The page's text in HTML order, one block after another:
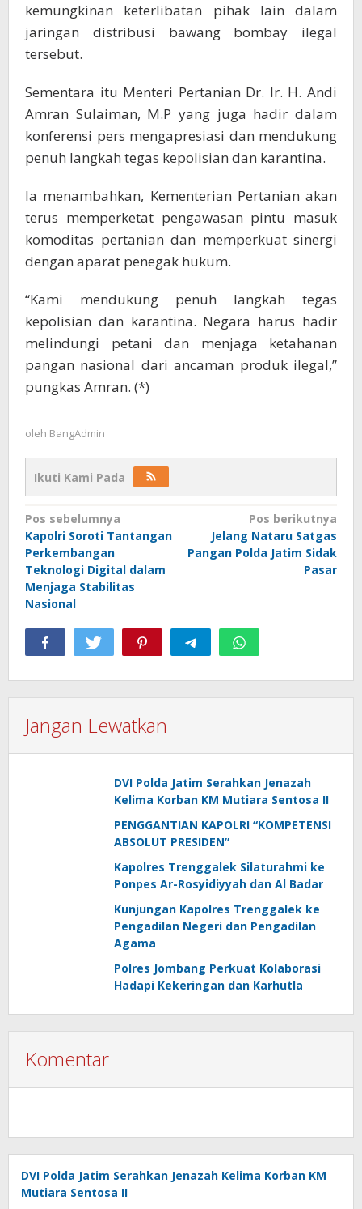
kemungkinan keterlibatan pihak lain dalam
jaringan distribusi bawang bombay ilegal
tersebut.
Sementara itu Menteri Pertanian Dr. Ir. H. Andi
Amran Sulaiman, M.P yang juga hadir dalam
konferensi pers mengapresiasi dan mendukung
penuh langkah tegas kepolisian dan karantina.
Ia menambahkan, Kementerian Pertanian akan
terus memperketat pengawasan pintu masuk
komoditas pertanian dan memperkuat sinergi
dengan aparat penegak hukum.
“Kami mendukung penuh langkah tegas
kepolisian dan karantina. Negara harus hadir
melindungi petani dan menjaga ketahanan
pangan nasional dari ancaman produk ilegal,”
pungkas Amran. (*)
oleh BangAdmin
Ikuti Kami Pada
Navigasi
pos
Pos sebelumnya
Kapolri Soroti Tantangan
Perkembangan
Teknologi Digital dalam
Menjaga Stabilitas
Nasional
Pos berikutnya
Jelang Nataru Satgas
Pangan Polda Jatim Sidak
Pasar
Jangan Lewatkan
DVI Polda Jatim Serahkan Jenazah
Kelima Korban KM Mutiara Sentosa II
PENGGANTIAN KAPOLRI “KOMPETENSI
ABSOLUT PRESIDEN”
Kapolres Trenggalek Silaturahmi ke
Ponpes Ar-Rosyidiyyah dan Al Badar
Kunjungan Kapolres Trenggalek ke
Pengadilan Negeri dan Pengadilan
Agama
Polres Jombang Perkuat Kolaborasi
Hadapi Kekeringan dan Karhutla
Komentar
DVI Polda Jatim Serahkan Jenazah Kelima Korban KM
Mutiara Sentosa II